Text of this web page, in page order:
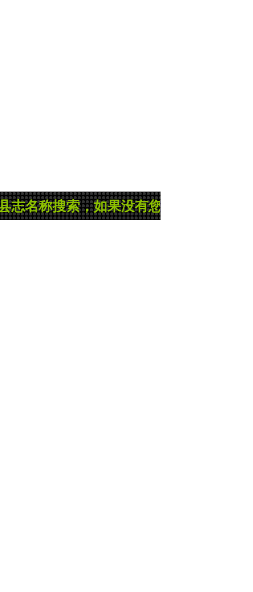
搜索，如果没有您所需的县志或地方